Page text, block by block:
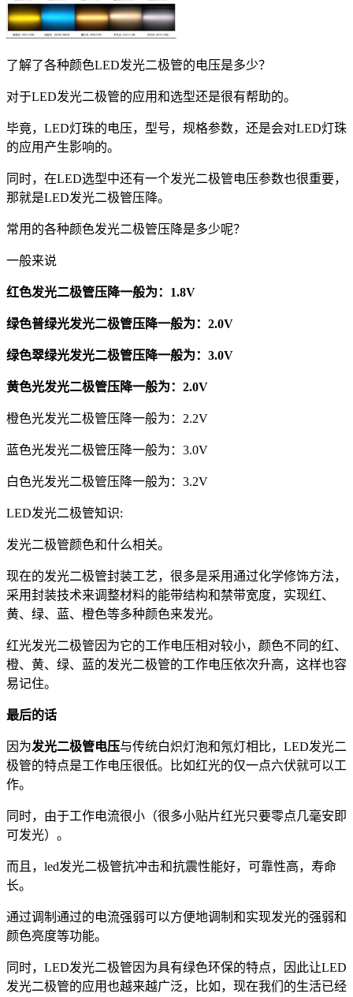
了解了各种颜色LED发光二极管的电压是多少？
对于LED发光二极管的应用和选型还是很有帮助的。
毕竟，LED灯珠的电压，型号，规格参数，还是会对LED灯珠
的应用产生影响的。
同时，在LED选型中还有一个发光二极管电压参数也很重要，
那就是LED发光二极管压降。
常用的各种颜色发光二极管压降是多少呢？
一般来说
红色发光二极管压降一般为：1.8V
绿色普绿光发光二极管压降一般为：2.0V
绿色翠绿光发光二极管压降一般为：3.0V
黄色光发光二极管压降一般为：2.0V
橙色光发光二极管压降一般为：2.2V
蓝色光发光二极管压降一般为：3.0V
白色光发光二极管压降一般为：3.2V
LED发光二极管知识:
发光二极管颜色和什么相关。
现在的发光二极管封装工艺，很多是采用通过化学修饰方法，
采用封装技术来调整材料的能带结构和禁带宽度，实现红、
黄、绿、蓝、橙色等多种颜色来发光。
红光发光二极管因为它的工作电压相对较小，颜色不同的红、
橙、黄、绿、蓝的发光二极管的工作电压依次升高，这样也容
易记住。
最后的话
因为发光二极管电压与传统白炽灯泡和氖灯相比，LED发光二
极管的特点是工作电压很低。比如红光的仅一点六伏就可以工
作。
同时，由于工作电流很小（很多小贴片红光只要零点几毫安即
可发光）。
而且，led发光二极管抗冲击和抗震性能好，可靠性高，寿命
长。
通过调制通过的电流强弱可以方便地调制和实现发光的强弱和
颜色亮度等功能。
同时，LED发光二极管因为具有绿色环保的特点，因此让LED
发光二极管的应用也越来越广泛，比如，现在我们的生活已经